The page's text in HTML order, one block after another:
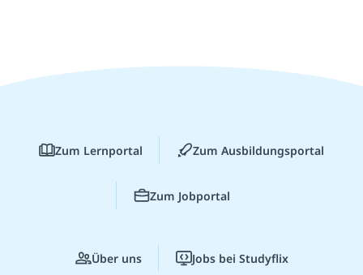
Zum Lernportal Zum Ausbildungsportal
Zum Jobportal
Über uns Jobs bei Studyflix